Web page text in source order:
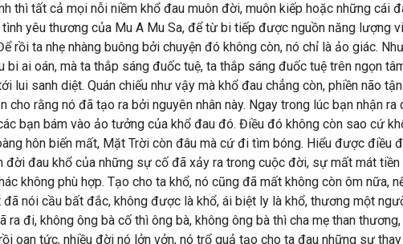
thì tất cả mọi nỗi niềm khổ đau muôn đời, muôn kiếp hoặc những cái
yêu thương của Mu A Mu Sa, để từ bi tiếp được nguồn năng lượng
ta nhẹ nhàng buông bởi chuyện đó không còn, nó chỉ là ảo giác.
ai oán, mà ta thắp sáng đuốc tuệ, ta thắp sáng đuốc tuệ trên ngọn
sanh diệt. Quán chiếu như vậy mà khổ đau chẳng còn, phiền não
rằng nó đã tạo ra bởi nguyên nhân này. Ngay trong lúc bạn nhận
bạn bám vào ảo tưởng của khổ đau đó. Điều đó không còn sao cứ
hôn biến mất, Mặt Trời còn đâu mà cứ đi tìm bóng. Hiểu được điều
đau khổ của những sự cố đã xảy ra trong cuộc đời, sự mất mát tiền
không phù hợp. Tạo cho ta khổ, nó cũng đã mất không còn ôm nữa,
nói cầu bất đắc, không được là khổ, ái biệt ly là khổ, thương một
đi, không ông bà cố thì ông bà, không ông bà thì cha mẹ than
oan tức, nhiều đời nó lởn vởn, nó trổ quả tạo cho ta đau những sự